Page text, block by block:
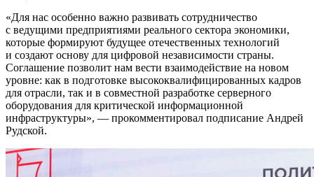
Для нас особенно важно развивать сотрудничество
с ведущими предприятиями реального сектора экономики,
которые формируют будущее отечественных технологий
и создают основу для цифровой независимости страны.
Соглашение позволит нам вести взаимодействие на новом
уровне: как в подготовке высококвалифицированных кадров
для отрасли, так и в совместной разработке серверного
оборудования для критической информационной
инфраструктуры , — прокомментировал подписание Андрей
Рудской.